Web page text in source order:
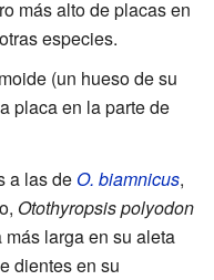
más alto de placas en
especies.
(un hueso de su
placa en la parte de
a las deO. biamnicus,
Otothyropsis polyodon
larga en su aleta
dientes en su